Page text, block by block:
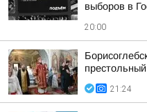
выборов в
20:00
21:24